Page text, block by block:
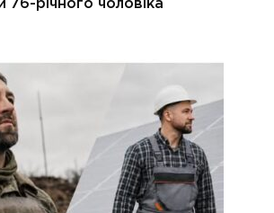
76-річного чоловіка